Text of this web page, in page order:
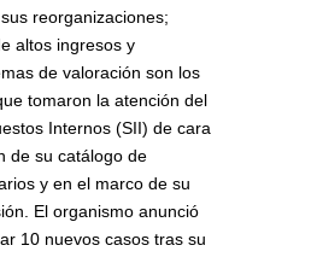
reorganizaciones;
altos ingresos y
de valoración son los
tomaron la atención del
Internos (SII) de cara
de su catálogo de
y en el marco de su
El organismo anunció
10 nuevos casos tras su